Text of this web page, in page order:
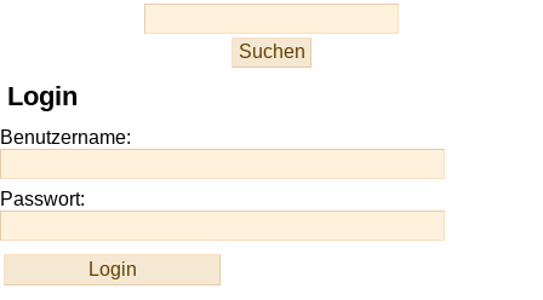
site
https://onlineslots.money/
Login
Benutzername:
Passwort: